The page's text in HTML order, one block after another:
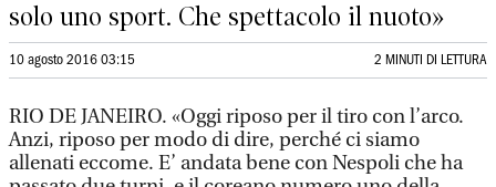
solo uno sport. Che spettacolo il nuoto»
10 agosto 2016 03:15 2 MINUTI DI LETTURA
RIO DE JANEIRO. «Oggi riposo per il tiro con l’arco.
Anzi, riposo per modo di dire, perché ci siamo
allenati eccome. E’ andata bene con Nespoli che ha